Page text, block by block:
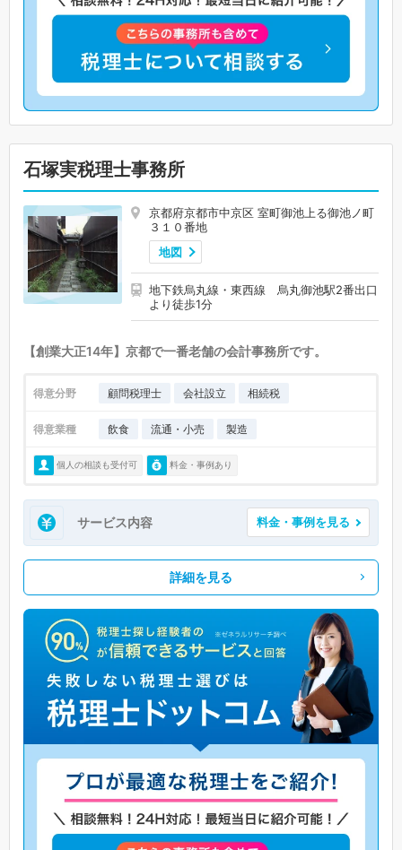
石塚実税理士事務所
京都府京都市中京区 室町御池上る御池ノ町
３１０番地
地図
地下鉄烏丸線・東西線 烏丸御池駅2番出口
より徒歩1分
【創業大正14年】京都で一番老舗の会計事務所です。
得意分野 顧問税理士 会社設立 相続税
得意業種 飲食 流通・小売 製造
個人の相談も受付可 料金・事例あり
サービス内容 料金・事例を見る
詳細を見る